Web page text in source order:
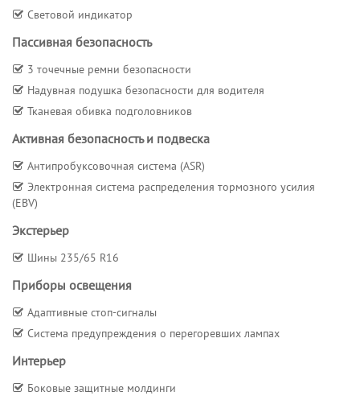
Световой индикатор
Пассивная безопасность
3 точечные ремни безопасности
Надувная подушка безопасности для водителя
Тканевая обивка подголовников
Активная безопасность и подвеска
Антипробуксовочная система (ASR)
Электронная система распределения тормозного усилия
(EBV)
Экстерьер
Шины 235/65 R16
Приборы освещения
Адаптивные стоп-сигналы
Система предупреждения о перегоревших лампах
Интерьер
Боковые защитные молдинги